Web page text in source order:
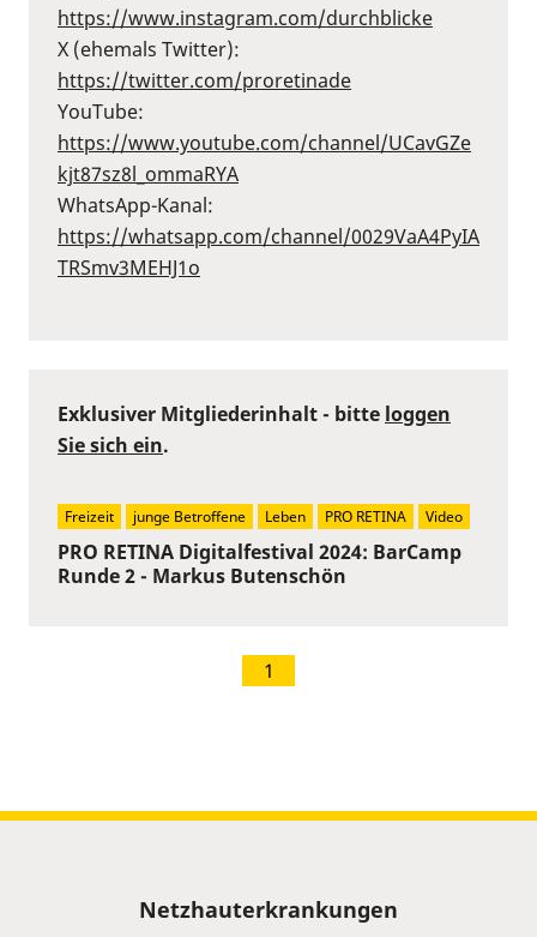
⁠https://www.instagram.com/durchblicke⁠
X (ehemals Twitter):
⁠https://twitter.com/proretinade⁠
YouTube:
⁠https://www.youtube.com/channel/UCavGZe
kjt87sz8l_ommaRYA⁠
WhatsApp-Kanal:
⁠https://whatsapp.com/channel/0029VaA4PyIA
TRSmv3MEHJ1o⁠
PRO RETINA Digitalfestival 2024: BarCamp
Runde 2 - Markus Butenschön
Exklusiver Mitgliederinhalt - bitte loggen
Sie sich ein.
Freizeit junge Betroffene Leben PRO RETINA Video
1
Netzhauterkrankungen